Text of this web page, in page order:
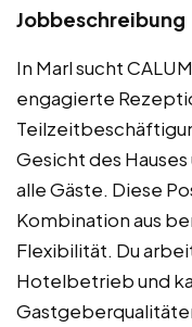
Jobbeschreibung
In Marl sucht
engagierte
Gesicht des
alle Gäste. Diese
Kombination aus
Flexibilität. Du
Hotelbetrieb und